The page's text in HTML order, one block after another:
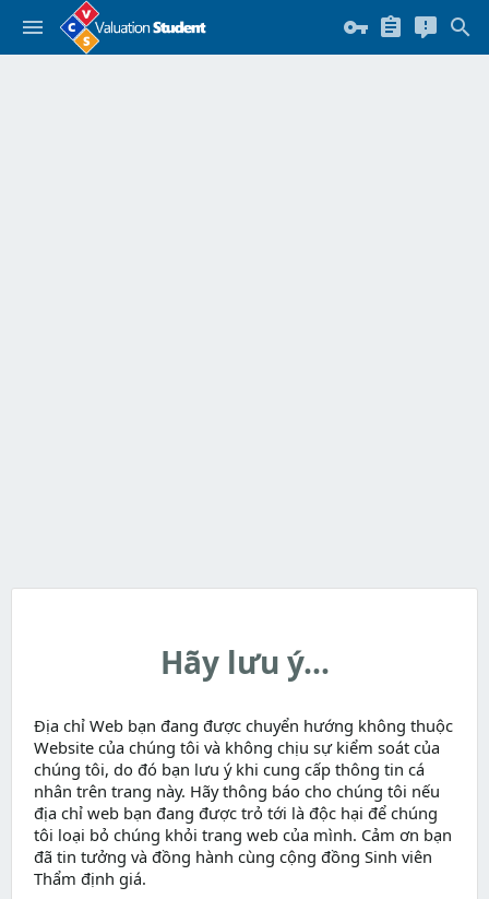
Hãy lưu ý...
Địa chỉ Web bạn đang được chuyển hướng không thuộc
Website của chúng tôi và không chịu sự kiểm soát của
chúng tôi, do đó bạn lưu ý khi cung cấp thông tin cá
nhân trên trang này. Hãy thông báo cho chúng tôi nếu
địa chỉ web bạn đang được trỏ tới là độc hại để chúng
tôi loại bỏ chúng khỏi trang web của mình. Cảm ơn bạn
đã tin tưởng và đồng hành cùng cộng đồng Sinh viên
Thẩm định giá.